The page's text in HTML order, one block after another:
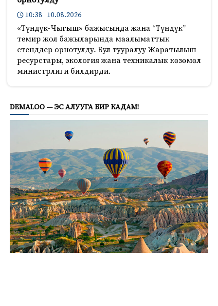
10:38 10.08.2026
«Түндүк-Чыгыш» бажысында жана “Түндүк”
темир жол бажыларында маалыматтык
стенддер орнотулду. Бул тууралуу Жаратылыш
ресурстары, экология жана техникалык көзөмөл
министрлиги билдирди.
DEMALOO — ЭС АЛУУГА БИР КАДАМ!